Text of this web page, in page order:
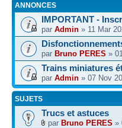
ANNONCES
IMPORTANT -
par Admin » 11 Mar
par Bruno PERES »
Trains miniatures
par Admin » 07 Nov
SUJETS
Trucs et astuces
par Bruno PERES »